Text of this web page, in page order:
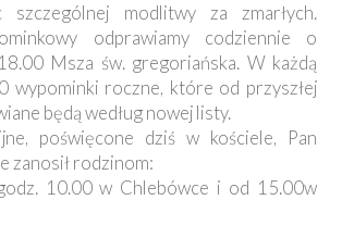
szczególnej modlitwy za zmarłych.
odprawiamy codziennie o
Msza św. gregoriańska. W każdą
wypominki roczne, które od przyszłej
będą według nowej listy.
poświęcone dziś w kościele, Pan
zanosił rodzinom:
10.00 w Chlebówce i od 15.00w